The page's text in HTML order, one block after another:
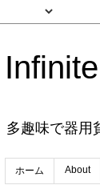
多趣味で器用
ホーム About